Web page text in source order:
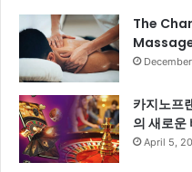
The
카지노프
의 새로운
April 5,